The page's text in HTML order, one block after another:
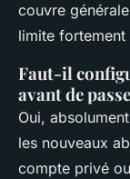
couvre
limite fortement
Faut-il
avant de
Oui,
les nouveaux
compte privé